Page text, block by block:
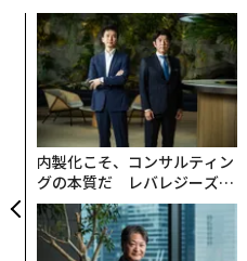
内製化こそ、コンサルティン
グの本質だ レバレジーズが
実践する、次世代ファームの
全貌